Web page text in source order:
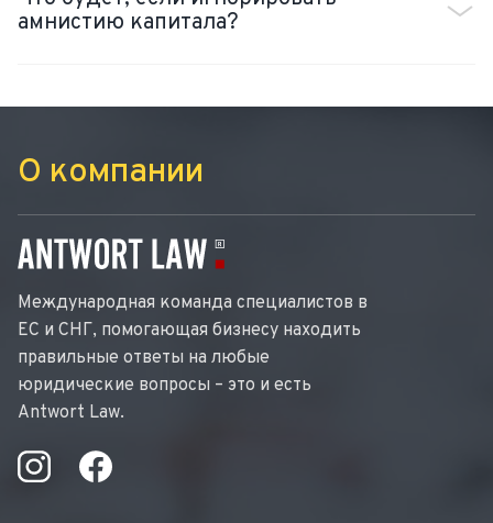
амнистию капитала?
О компании
Международная команда специалистов в
ЕС и СНГ, помогающая бизнесу находить
правильные ответы на любые
юридические вопросы – это и есть
Antwort Law.